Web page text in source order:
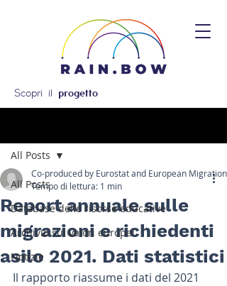
Scopri il progetto
All Posts
Database delle risorse educative
Archivio sui valori europei
Notizie
All Posts
Report annuale sulle
migrazioni e richiedenti
asilo 2021. Dati statistici
Co-produced by Eurostat and European Migration
Tempo di lettura: 1 min
Il rapporto riassume i dati del 2021